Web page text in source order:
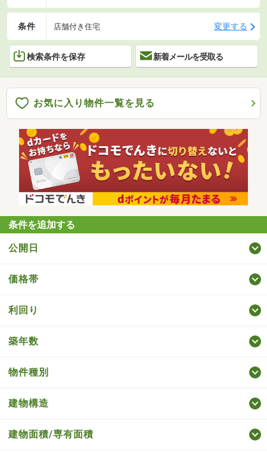
条件 店舗付き住宅 変更する
検索条件を保存 新着メールを受取る
お気に入り物件一覧を見る
条件を追加する
公開日
価格帯
利回り
築年数
物件種別
建物構造
建物面積/専有面積